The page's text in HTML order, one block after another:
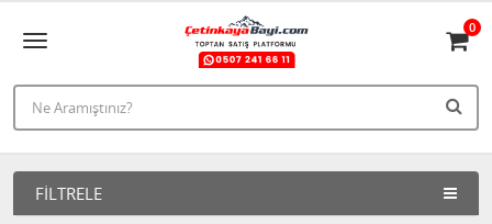
0
FILTRELE